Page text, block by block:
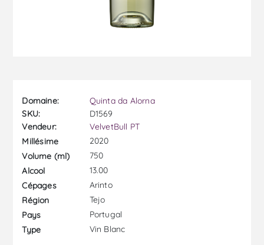
Domaine:
Quinta da Alorna
SKU:
D1569
Vendeur:
VelvetBull PT
Millésime
2020
Volume (ml)
750
Alcool
13.00
Cépages
Arinto
Région
Tejo
Pays
Portugal
Type
Vin Blanc